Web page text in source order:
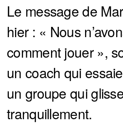
Le message de
hier : « Nous
comment jouer »,
un coach qui
un groupe qui
tranquillement.